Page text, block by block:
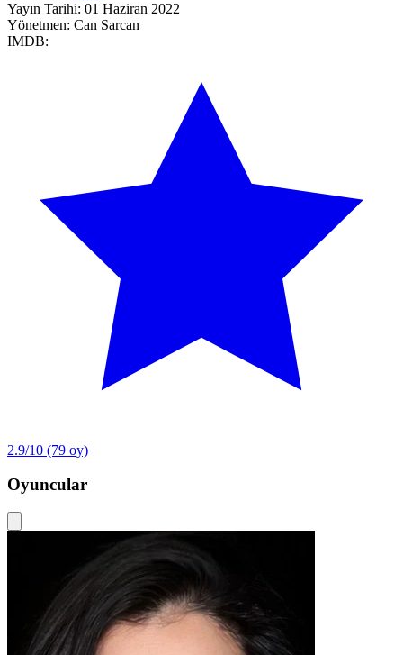
Yayın Tarihi: 01 Haziran 2022
Yönetmen: Can Sarcan
IMDB:
2.9/10 (79 oy)
Oyuncular